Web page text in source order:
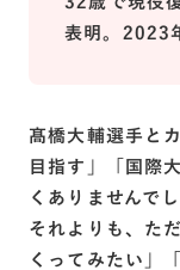
表明。2023
髙橋大輔選手と
目指す」「国際
くありませんでし
それよりも、た
くってみたい」